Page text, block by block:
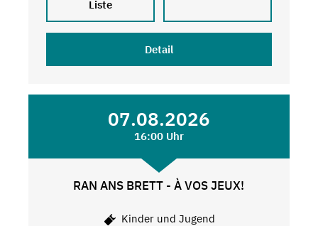
Liste
Detail
07.08.2026
16:00 Uhr
RAN ANS BRETT - À VOS JEUX!
Kinder und Jugend